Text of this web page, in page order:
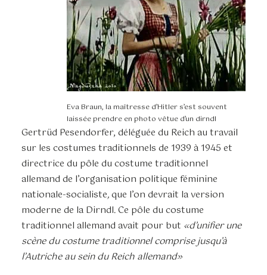
Eva Braun, la maîtresse d’Hitler s’est souvent
laissée prendre en photo vêtue d’un dirndl
Gertrüd Pesendorfer, déléguée du Reich au travail
sur les costumes traditionnels de 1939 à 1945 et
directrice du pôle du costume traditionnel
allemand de l’organisation politique féminine
nationale-socialiste,que l’on devrait la version
moderne de la Dirndl. Ce pôle du costume
traditionnel allemand avait pour but «d’unifier une
scène du costume traditionnel comprise jusqu’à
l’Autriche au sein du Reich allemand»